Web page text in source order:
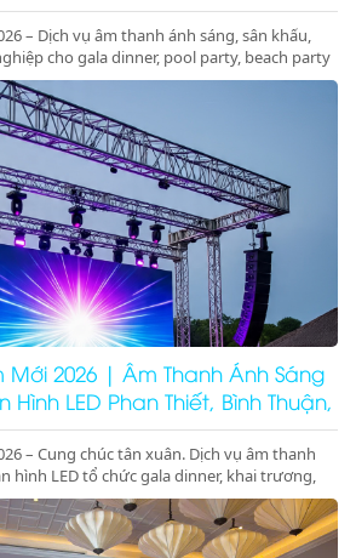
– Dịch vụ âm thanh ánh sáng, sân khấu,
cho gala dinner, pool party, beach party
Nhận ký hợp đồng dài hạn giá tốt.
2026 | Âm Thanh Ánh Sáng
Hình LED Phan Thiết, Bình Thuận,
– Cung chúc tân xuân. Dịch vụ âm thanh
hình LED tổ chức gala dinner, khai trương,
Phan Thiết, Bình Thuận, Ninh Thuận. Giá
2026